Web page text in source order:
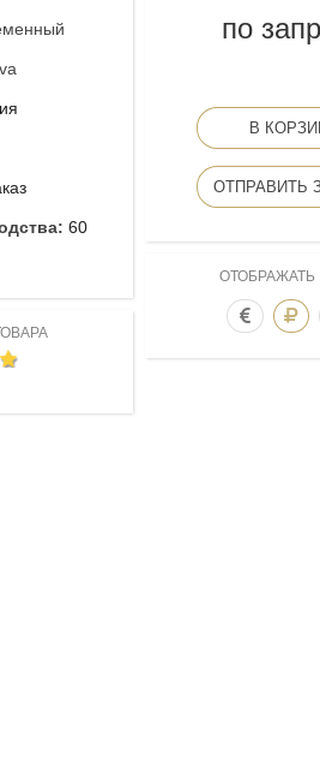
60
по
В
ОТПРАВИТЬ